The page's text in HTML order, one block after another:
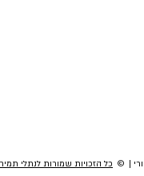
| © כל הזכויות שמורות לנתלי תמיר